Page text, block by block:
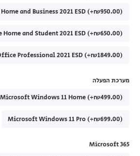
and Business 2021 ESD (+₪950.00)
and Student 2021 ESD (+₪650.00)
Professional 2021 ESD (+₪1849.00)
מערכת הפעלה
Microsoft Windows 11 Home (+₪499.00)
Microsoft Windows 11 Pro (+₪699.00)
Microsoft 365